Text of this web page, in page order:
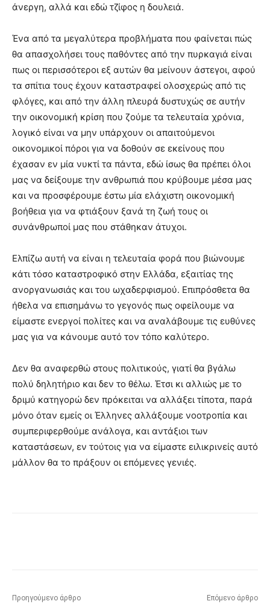
άνεργη, αλλά και εδώ τζίφος η δουλειά.
Ένα από τα μεγαλύτερα προβλήματα που φαίνεται πώς
θα απασχολήσει τους παθόντες από την πυρκαγιά είναι
πως οι περισσότεροι εξ αυτών θα μείνουν άστεγοι, αφού
τα σπίτια τους έχουν καταστραφεί ολοσχερώς από τις
φλόγες, και από την άλλη πλευρά δυστυχώς σε αυτήν
την οικονομική κρίση που ζούμε τα τελευταία χρόνια,
λογικό είναι να μην υπάρχουν οι απαιτούμενοι
οικονομικοί πόροι για να δοθούν σε εκείνους που
έχασαν εν μία νυκτί τα πάντα, εδώ ίσως θα πρέπει όλοι
μας να δείξουμε την ανθρωπιά που κρύβουμε μέσα μας
και να προσφέρουμε έστω μία ελάχιστη οικονομική
βοήθεια για να φτιάξουν ξανά τη ζωή τους οι
συνάνθρωποί μας που στάθηκαν άτυχοι.
Ελπίζω αυτή να είναι η τελευταία φορά που βιώνουμε
κάτι τόσο καταστροφικό στην Ελλάδα, εξαιτίας της
ανοργανωσιάς και του ωχαδερφισμού. Επιπρόσθετα θα
ήθελα να επισημάνω το γεγονός πως οφείλουμε να
είμαστε ενεργοί πολίτες και να αναλάβουμε τις ευθύνες
μας για να κάνουμε αυτό τον τόπο καλύτερο.
Δεν θα αναφερθώ στους πολιτικούς, γιατί θα βγάλω
πολύ δηλητήριο και δεν το θέλω. Έτσι κι αλλιώς με το
δριμύ κατηγορώ δεν πρόκειται να αλλάξει τίποτα, παρά
μόνο όταν εμείς οι Έλληνες αλλάξουμε νοοτροπία και
συμπεριφερθούμε ανάλογα, και αντάξιοι των
καταστάσεων, εν τούτοις για να είμαστε ειλικρινείς αυτό
μάλλον θα το πράξουν οι επόμενες γενιές.
Προηγούμενο άρθρο Επόμενο άρθρο